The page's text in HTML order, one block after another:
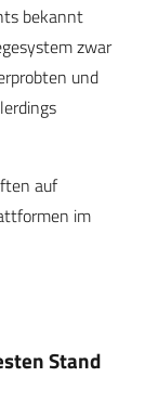
bekannt
zwar
und
auf
im
Stand